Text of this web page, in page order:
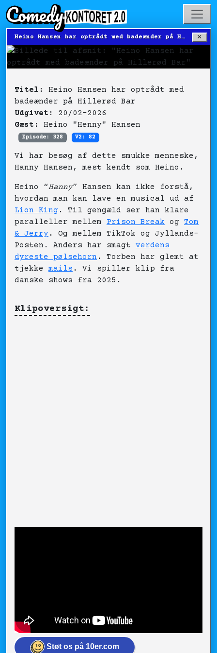
Heino Hansen har optrådt med badeænder på Hillerød Bar ×
Titel:
Heino Hansen har optrådt med
badeænder på Hillerød Bar
Udgivet:
20/02-2026
Gæst:
Heino "Henny" Hansen
Episode: 328 V2: 82
Vi har besøg af dette smukke menneske,
Hanny Hansen, mest kendt som Heino.
Heino “Hanny” Hansen kan ikke forstå,
hvordan man kan lave en musical ud af
Lion King . Til gengæld ser han klare
paralleller mellem Prison Break og Tom
& Jerry . Og mellem TikTok og Jyllands-
Posten. Anders har smagt verdens
dyreste pølsehorn . Torben har glemt at
tjekkemails . Vi spiller klip fra
danske shows fra 2025.
Klipoversigt:
Støt os på 10er.com